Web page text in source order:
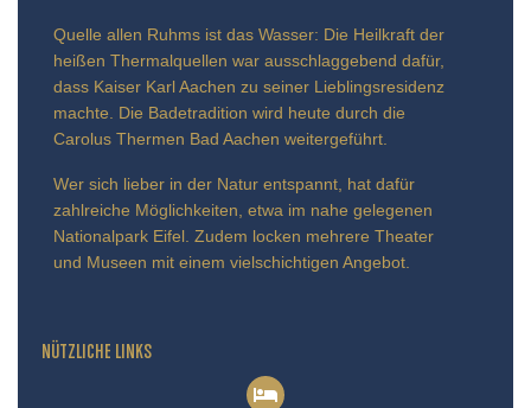
Quelle allen Ruhms ist das Wasser: Die Heilkraft der
heißen Thermalquellen war ausschlaggebend dafür,
dass Kaiser Karl Aachen zu seiner Lieblingsresidenz
machte. Die Badetradition wird heute durch die
Carolus Thermen Bad Aachen weitergeführt.
Wer sich lieber in der Natur entspannt, hat dafür
zahlreiche Möglichkeiten, etwa im nahe gelegenen
Nationalpark Eifel. Zudem locken mehrere Theater
und Museen mit einem vielschichtigen Angebot.
NÜTZLICHE LINKS